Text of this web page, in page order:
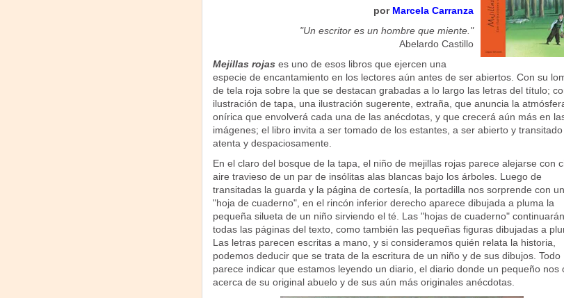
por Marcela Carranza
"Un escritor es un hombre que miente."
Abelardo Castillo
Mejillas rojas es uno de esos libros que ejercen una
especie de encantamiento en los lectores aún antes de ser abiertos. Con su
de tela roja sobre la que se destacan grabadas a lo largo las letras del título;
ilustración de tapa, una ilustración sugerente, extraña, que anuncia la
onírica que envolverá cada una de las anécdotas, y que crecerá aún más en
imágenes; el libro invita a ser tomado de los estantes, a ser abierto y transitado
atenta y despaciosamente.
En el claro del bosque de la tapa, el niño de mejillas rojas parece alejarse con
aire travieso de un par de insólitas alas blancas bajo los árboles. Luego de
transitadas la guarda y la página de cortesía, la portadilla nos sorprende con
"hoja de cuaderno", en el rincón inferior derecho aparece dibujada a pluma la
pequeña silueta de un niño sirviendo el té. Las "hojas de cuaderno"
todas las páginas del texto, como también las pequeñas figuras dibujadas a
Las letras parecen escritas a mano, y si consideramos quién relata la historia,
podemos deducir que se trata de la escritura de un niño y de sus dibujos. Todo
parece indicar que estamos leyendo un diario, el diario donde un pequeño nos
acerca de su original abuelo y de sus aún más originales anécdotas.